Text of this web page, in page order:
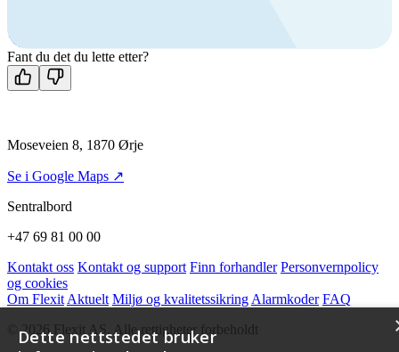
Kontakt oss
Fant du det du lette etter?
Moseveien 8, 1870 Ørje
Se i Google Maps ↗
Sentralbord
+47 69 81 00 00
Kontakt oss Kontakt og support Finn forhandler Personvernpolicy
og cookies
Om Flexit Aktuelt Miljø og kvalitetssikring Alarmkoder FAQ
© 2026 Flexit AS. Alle rettigheter forbeholdt
Dette nettstedet bruker